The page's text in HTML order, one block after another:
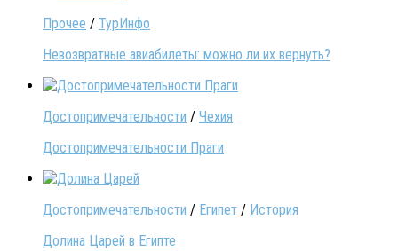
Прочее / ТурИнфо
Невозвратные авиабилеты: можно ли их вернуть?
Достопримечательности / Чехия
Достопримечательности Праги
Достопримечательности / Египет / История
Долина Царей в Египте